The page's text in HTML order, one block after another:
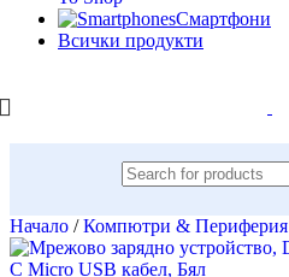
Смартфони
Всички продукти
Начало / Компютри & Периферия